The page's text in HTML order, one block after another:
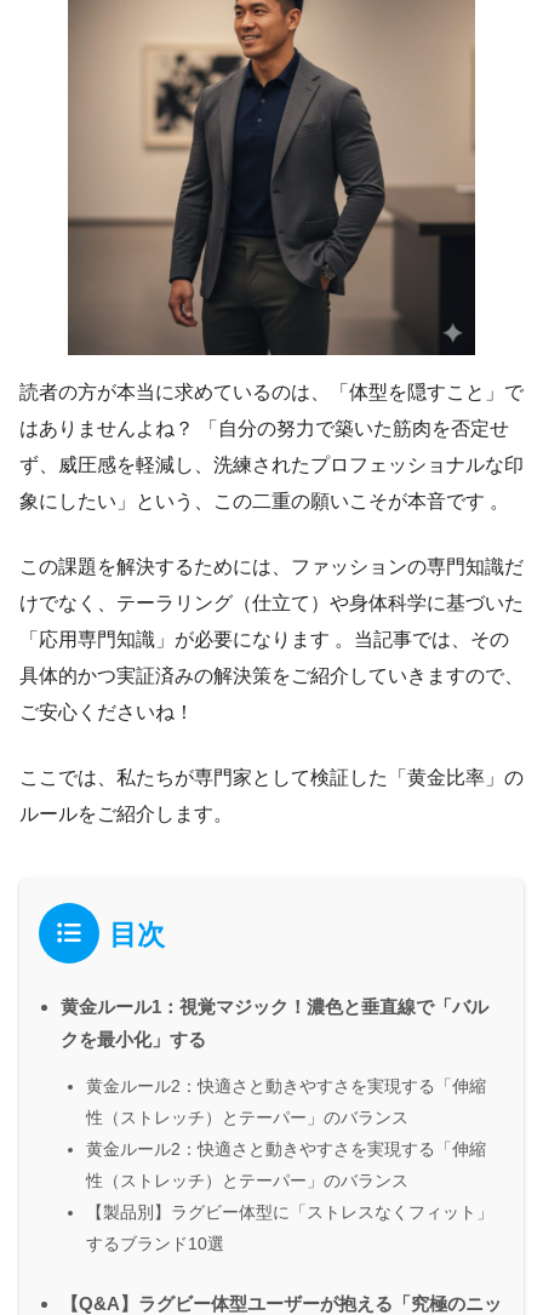
読者の方が本当に求めているのは、「体型を隠すこと」で
はありませんよね？ 「自分の努力で築いた筋肉を否定せ
ず、威圧感を軽減し、洗練されたプロフェッショナルな印
象にしたい」という、この二重の願いこそが本音です 。
この課題を解決するためには、ファッションの専門知識だ
けでなく、テーラリング（仕立て）や身体科学に基づいた
「応用専門知識」が必要になります 。当記事では、その
具体的かつ実証済みの解決策をご紹介していきますので、
ご安心くださいね！
ここでは、私たちが専門家として検証した「黄金比率」の
ルールをご紹介します。
目次
黄金ルール1：視覚マジック！濃色と垂直線で「バル
クを最小化」する
黄金ルール2：快適さと動きやすさを実現する「伸縮
性（ストレッチ）とテーパー」のバランス
黄金ルール2：快適さと動きやすさを実現する「伸縮
性（ストレッチ）とテーパー」のバランス
【製品別】ラグビー体型に「ストレスなくフィット」
するブランド10選
【Q&A】ラグビー体型ユーザーが抱える「究極のニッ